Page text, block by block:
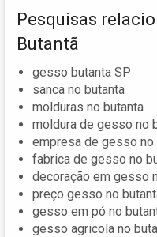
Pesquisas
Butantã
gesso butanta SP
sanca no butanta
molduras no butanta
moldura de gesso no
empresa de gesso no
fabrica de gesso no
decoração em gesso
preço gesso no
gesso em pó no
gesso agricola no